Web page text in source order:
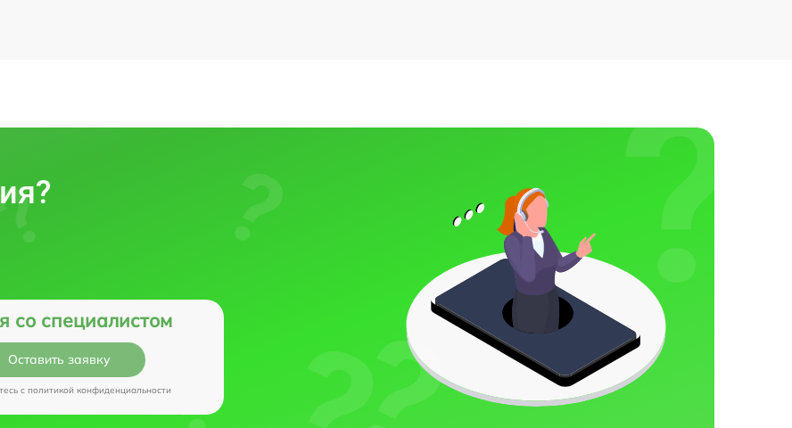
со специалистом
Оставить заявку
c политикой конфиденциальности